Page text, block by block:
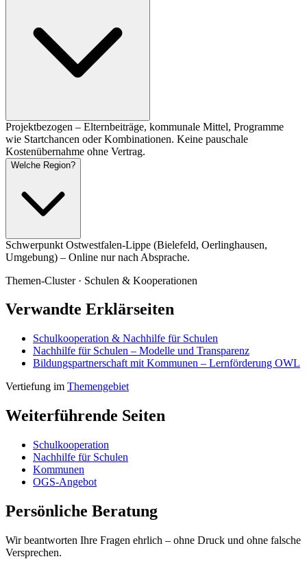
Projektbezogen – Elternbeiträge, kommunale Mittel, Programme
wie Startchancen oder Kombinationen. Keine pauschale
Kostenübernahme ohne Vertrag.
Welche Region?
Schwerpunkt Ostwestfalen-Lippe (Bielefeld, Oerlinghausen,
Umgebung) – Online nur nach Absprache.
Themen-Cluster · Schulen & Kooperationen
Verwandte Erklärseiten
Schulkooperation & Nachhilfe für Schulen
Nachhilfe für Schulen – Modelle und Transparenz
Bildungspartnerschaft mit Kommunen – Lernförderung OWL
Vertiefung im Themengebiet
Weiterführende Seiten
Schulkooperation
Nachhilfe für Schulen
Kommunen
OGS-Angebot
Persönliche Beratung
Wir beantworten Ihre Fragen ehrlich – ohne Druck und ohne falsche
Versprechen.